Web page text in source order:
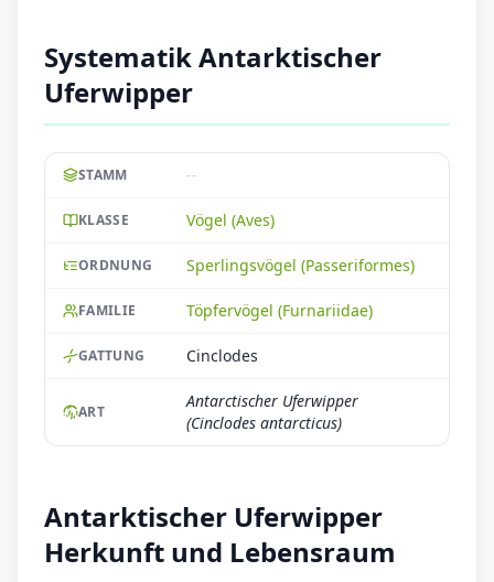
Systematik Antarktischer
Uferwipper
STAMM --
KLASSE Vögel (Aves)
ORDNUNG Sperlingsvögel (Passeriformes)
FAMILIE Töpfervögel (Furnariidae)
GATTUNG Cinclodes
ART
Antarctischer Uferwipper
(Cinclodes antarcticus)
Antarktischer Uferwipper
Herkunft und Lebensraum